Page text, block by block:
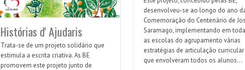
Histórias d' Ajudaris
Trata-se de um projeto solidário que
estimula a escrita criativa. As BE
promovem este projeto junto de
desenvolveu-se ao longo do ano
Comemoração do Centenário de
Saramago, implementando em
as escolas do agrupamento várias
estratégias de articulação curricular
que envolveram todos os alunos...